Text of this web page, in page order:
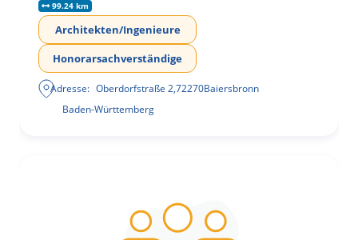
99.24 km
Architekten/Ingenieure
Honorarsachverständige
Adresse: Oberdorfstraße 2,72270Baiersbronn
Baden-Württemberg